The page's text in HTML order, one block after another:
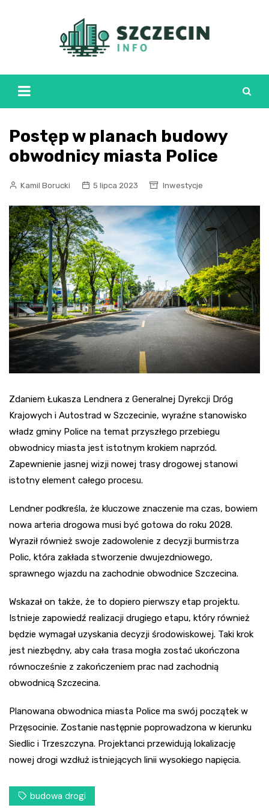
Postęp w planach budowy
obwodnicy miasta Police
Kamil Borucki 5 lipca 2023 Inwestycje
Zdaniem Łukasza Lendnera z Generalnej Dyrekcji Dróg
Krajowych i Autostrad w Szczecinie, wyraźne stanowisko
władz gminy Police na temat przyszłego przebiegu
obwodnicy miasta jest istotnym krokiem naprzód.
Zapewnienie jasnej wizji nowej trasy drogowej stanowi
istotny element całego procesu.
Lendner podkreśla, że kluczowe znaczenie ma czas, bowiem
nowa arteria drogowa musi być gotowa do roku 2028.
Wyraził również swoje zadowolenie z decyzji burmistrza
Polic, która zakłada stworzenie dwujezdniowego,
sprawnego wjazdu na zachodnie obwodnice Szczecina.
Wskazał on także, że to dopiero pierwszy etap projektu.
Istnieje zapowiedź realizacji drugiego etapu, który również
będzie wymagał uzyskania decyzji środowiskowej. Taki krok
jest niezbędny, aby cała trasa mogła zostać ukończona
równocześnie z zakończeniem prac nad zachodnią
obwodnicą Szczecina.
Planowana obwodnica miasta Police ma swój początek w
Przęsocinie. Zostanie następnie poprowadzona w kierunku
Siedlic i Trzeszczyna. Projektanci przewidują lokalizację
nowej drogi wzdłuż istniejących linii wysokiego napięcia.
budowa drogi